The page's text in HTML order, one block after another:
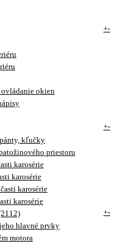
+-
ovládanie okien
+-
kľučky
priestoru
karosérie
karosérie
karosérie
karosérie
+-
hlavné prvky
motora